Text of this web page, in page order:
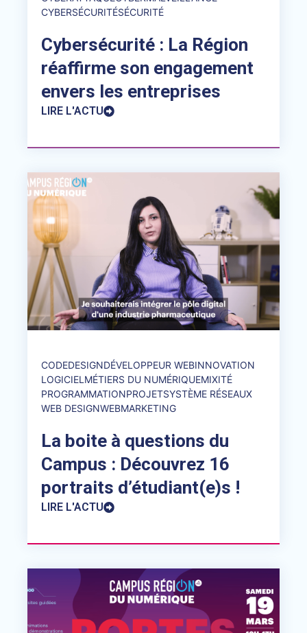
CYBERSÉCURITÉSÉCURITÉ
Cybersécurité : La Région
réaffirme son engagement
envers les entreprises
LIRE L'ACTU
CODEDESIGNDÉVELOPPEUR WEBINNOVATION
LOGICIEL MÉTIERS DU NUMÉRIQUEMIXITÉ
PROGRAMMATIONPROJETSYSTÈME RÉSEAUX
WEB DESIGNWEBMARKETING
La boite à questions du
Campus : Découvrez 16
portraits d’étudiant(e)s !
LIRE L'ACTU